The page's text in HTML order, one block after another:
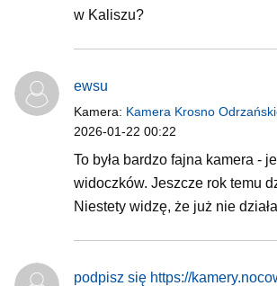
w Kaliszu?
ewsu
Kamera: Kamera Krosno
2026-01-22 00:22
To była bardzo fajna kamera -
widoczków. Jeszcze rok temu
Niestety widzę, że już nie działa
podpisz się https://